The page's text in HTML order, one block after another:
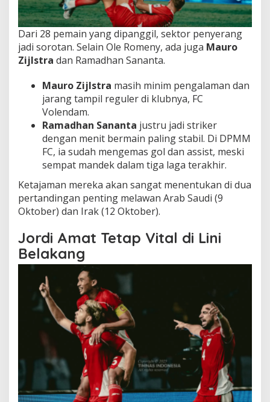
Dari 28 pemain yang dipanggil, sektor penyerang
jadi sorotan. Selain Ole Romeny, ada juga Mauro
Zijlstra dan Ramadhan Sananta.
Mauro Zijlstra masih minim pengalaman dan
jarang tampil reguler di klubnya, FC
Volendam.
Ramadhan Sananta justru jadi striker
dengan menit bermain paling stabil. Di DPMM
FC, ia sudah mengemas gol dan assist, meski
sempat mandek dalam tiga laga terakhir.
Ketajaman mereka akan sangat menentukan di dua
pertandingan penting melawan Arab Saudi (9
Oktober) dan Irak (12 Oktober).
Jordi Amat Tetap Vital di Lini
Belakang